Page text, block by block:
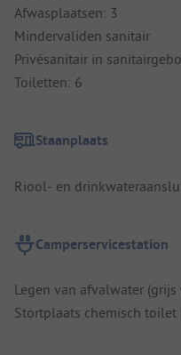
Afwasplaatsen: 3
Mindervaliden sanitair
Privésanitair in
Toiletten: 6
Staanplaats
Riool- en
Camperservicestation
Legen van afvalwater (grijs
Stortplaats chemisch toilet